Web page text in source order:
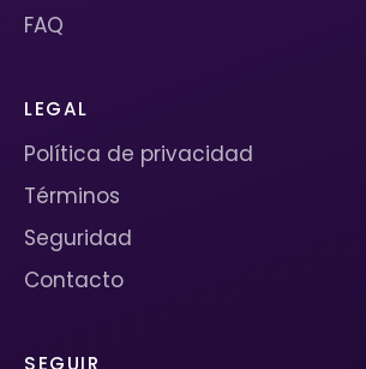
FAQ
LEGAL
Política de privacidad
Términos
Seguridad
Contacto